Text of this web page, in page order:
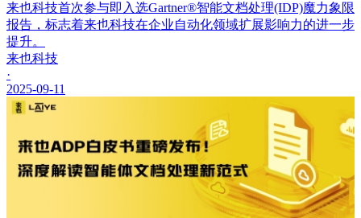
来也科技首次参与即入选Gartner®智能文档处理(IDP)魔力象限
报告，标志着来也科技在企业自动化领域扩展影响力的进一步
提升。
来也科技
·
2025-09-11